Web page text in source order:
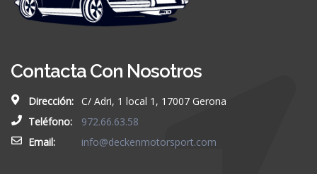
Contacta Con Nosotros
Dirección: C/ Adri, 1 local 1, 17007 Gerona
Teléfono:
972.66.63.58
Email:
info@deckenmotorsport.com